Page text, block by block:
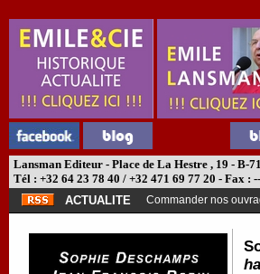
Lansman Editeur - Place de La Hestre , 19 - B-
Tél : +32 64 23 78 40 / +32 471 69 77 20 - Fax :
ACTUALITE
Commander nos